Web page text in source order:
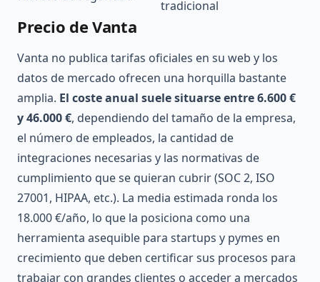
tradicional
Precio de Vanta
Vanta no publica tarifas oficiales en su web y los
datos de mercado ofrecen una horquilla bastante
amplia. El coste anual suele situarse entre 6.600 €
y 46.000 €, dependiendo del tamaño de la empresa,
el número de empleados, la cantidad de
integraciones necesarias y las normativas de
cumplimiento que se quieran cubrir (SOC 2, ISO
27001, HIPAA, etc.). La media estimada ronda los
18.000 €/año, lo que la posiciona como una
herramienta asequible para startups y pymes en
crecimiento que deben certificar sus procesos para
trabajar con grandes clientes o acceder a mercados